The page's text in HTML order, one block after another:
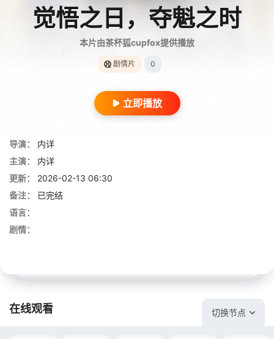
觉悟之日，夺魁之时
本片由茶杯狐cupfox提供播放
剧情片 0
立即播放
导演：
内详
主演：
内详
更新：
2026-02-13 06:30
备注：
已完结
语言：
剧情：
在线观看 切换节点